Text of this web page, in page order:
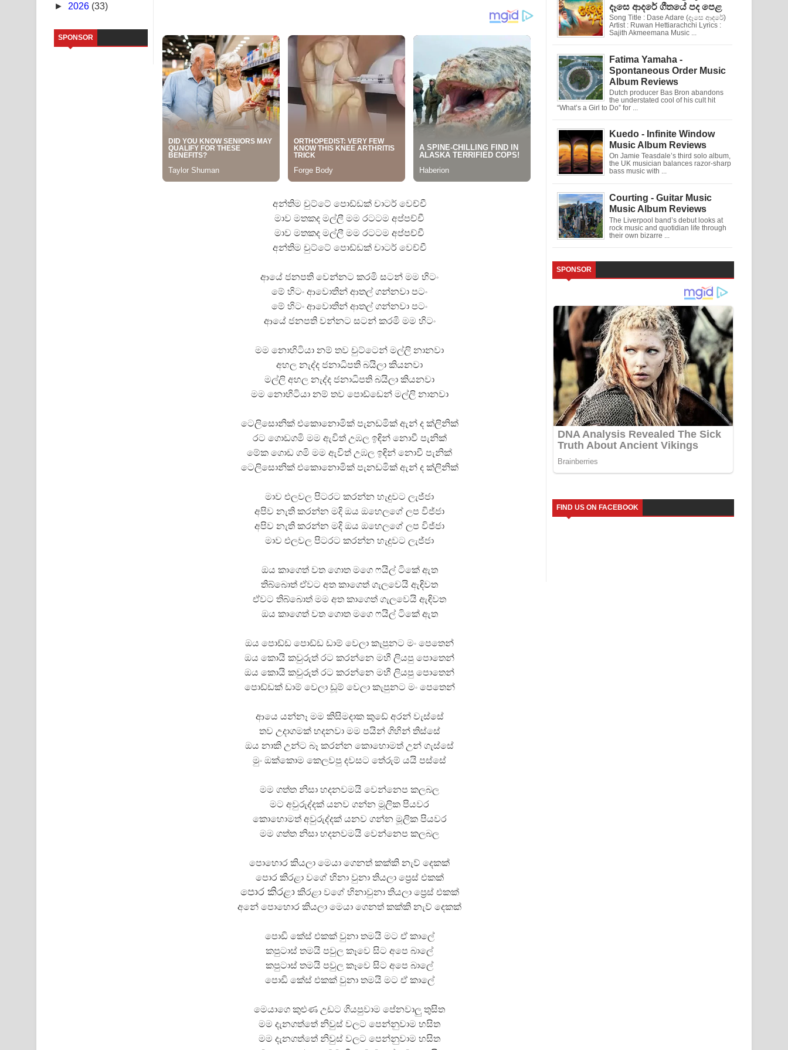
NEENA Song Lyrics - නීනා ගීතයේ පද පෙළ
Ahimi Wimai Himi Song Lyrics - අහිමි විමයි හිමි ගීතයේ පද පෙළ
Mathaka Parana Song Lyrics - මතක පාරනා ගීතයේ පද පෙළ
Nimnadhen Song Lyrics - නිම්නාදෙන් ගීතයේ පද පෙළ
Obamai Mage Adare Song Lyrics - ඔබමයි මගේ ආදරේ ගීතයේ පද පෙළ
Ankeliya Song Lyrics - අංකෙළිය ගීතයේ පද පෙළ
► 2026 (33)
SPONSOR
අන්තිම චුට්ටේ පොඩ්ඩක් චාටර් වෙච්චී
මාව මතකද මල්ලී මම රටටම අප්පච්චී
මාව මතකද මල්ලී මම රටටම අප්පච්චී
අන්තිම චුට්ටේ පොඩ්ඩක් චාටර් වෙච්චී
ආයේ ජනපති වෙන්නට කරමි සටන් මම හිටං
මේ හිටං ආවොතින් ආතල් ගන්නවා පටං
මේ හිටං ආවොතින් ආතල් ගන්නවා පටං
ආයේ ජනපති වන්නට සටන් කරමි මම හිටං
මම නොහිටියා නම් තව චුට්ටෙන් මල්ලි නානවා
අහල නැද්ද ජනාධිපති බයිලා කියනවා
මල්ලි අහල නැද්ද ජනාධිපති බයිලා කියනවා
මම නොහිටියා නම් තව පොඩ්ඩෙන් මල්ලි නානවා
ටෙලිසොනික් එකොනොමික් පැනඩමික් ඇන් ද ක්ලිනික්
රට ගොඩගමි මම ඇවිත් උඹල ඉඳින් නොවී පැනික්
මේක ගොඩ ගමි මම ඇවිත් උඹල ඉඳින් නොවී පැනික්
ටෙලිසොනික් එකොනොමික් පැනඩමික් ඇන් ද ක්ලිනික්
මාව එලවල පිටරට කරන්න හැදුවට ලැජ්ජා
අපිව නැති කරන්න මදි ඔය ඔහෙලගේ ලප විජ්ජා
අපිව නැති කරන්න මදි ඔය ඔහෙලගේ ලප විජ්ජා
මාව එලවල පිටරට කරන්න හැදුවට ලැජ්ජා
ඔය කාගෙත් වත ගොත මගෙ ෆයිල් ටිකේ ඇත
තිබ්බොත් ඒවට අත කාගෙත් ගැලවෙයි ඇඳිවත
ඒවට තිබ්බොත් මම අත කාගෙත් ගැලවෙයි ඇඳිවත
ඔය කාගෙත් වත ගොත මගෙ ෆයිල් ටිකේ ඇත
ඔය පොඩ්ඩ පොඩ්ඩ ඩාම් වෙලා කැපුනට මං පෙතෙන්
ඔය කොයි කවුරුත් රට කරන්නෙ මහී ලියපු පොතෙන්
ඔය කොයි කවුරුත් රට කරන්නෙ මහී ලියපු පොතෙන්
පොඩ්ඩක් ඩාම් වෙලා ඩූම් වෙලා කැපුනට මං පෙතෙන්
ආයෙ යන්නෑ මම කිසිමදාක කුඩේ අරන් වැස්සේ
තව උදාගමක් හදනවා මම පයින් ගිහින් තිස්සේ
ඔය නාකි උන්ට බෑ කරන්න කොහොමත් උන් ගැස්සේ
මුං ඔක්කොම කෙලවපු දවසට තේරුම් යයි පස්සේ
මම ගත්ත නිසා හදනවමයි වෙන්නෙප කලබල
මට අවුරුද්දක් යනව ගන්න මූලික පියවර
කොහොමත් අවුරුද්දක් යනව ගන්න මූලික පියවර
මම ගත්ත නිසා හදනවමයි වෙන්නෙප කලබල
පොහොර කියලා මෙයා ගෙනත් කක්කි නැව් දෙකක්
පොර කිරළා වගේ හිනා වුනා තියලා ප්‍රෙස් එකක්
පොර කිරළාකිරළා වගේ හිනාවුනා තියලා ප්‍රෙස් එකක්
අනේ පොහොර කියලා මෙයා ගෙනත් කක්කි නැව් දෙකක්
පොඩි කේස් එකක් වුනා තමයි මට ඒ කාලේ
කපුටාස් තමයි පවුල කෑවෙ සිට අපෙ බාලේ
කපුටාස් තමයි පවුල කෑවෙ සිට අපෙ බාලේ
පොඩි කේස් එකක් වුනා තමයි මට ඒ කාලේ
මෙයාගෙ කුළුණ උඩට ගියපුවාම පේනවාලු තුසිත
මම දැනගත්තේ නිවුස් වලට පෙන්නුවාම හසිත
මම දැනගත්තේ නිවුස් වලට පෙන්නුවාම හසිත
දෑසෙ ආදරේ ගීතයේ පද පෙළ
Song Title : Dase Adare (දෑසෙ ආදරේ)
Artist : Ruwan Hettiarachchi Lyrics :
Sajith Akmeemana Music ...
Fatima Yamaha -
Spontaneous Order Music
Album Reviews
Dutch producer Bas Bron abandons
the understated cool of his cult hit
“What’s a Girl to Do” for ...
Kuedo - Infinite Window
Music Album Reviews
On Jamie Teasdale’s third solo album,
the UK musician balances razor-sharp
bass music with ...
Courting - Guitar Music
Music Album Reviews
The Liverpool band’s debut looks at
rock music and quotidian life through
their own bizarre ...
SPONSOR
FIND US ON FACEBOOK